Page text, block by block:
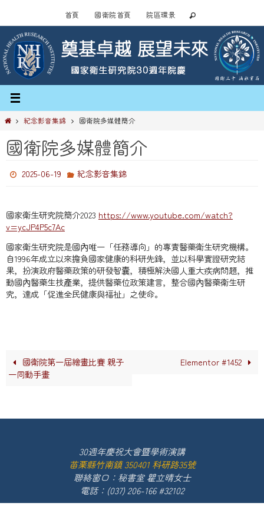
content
首頁 國衛院首頁 院區環景
Home紀念影音集錦 國衛院多媒體簡介
國衛院多媒體簡介
2025-06-19 紀念影音集錦
國家衛生研究院簡介2023 https://www.youtube.com/watch?
v=ycJP4P5c7Ac
國家衛生研究院是國內唯一「任務導向」的專責醫藥衛生研究機構。
自1996年成立以來擔負國家健康的科研先鋒，並以科學實證研究結
果，扮演政府醫藥政策的研發智囊，積極解決國人重大疾病問題，推
動國內醫藥生技產業，提供醫藥位政策建言，整合國內醫藥衛生研
究，達成「促進全民健康與福祉」之使命。
國衛院第一屆繪畫比賽 親子
一同動手畫
Elementor #1452
30週年慶祝大會暨學術演講
苗栗縣竹南鎮 350401 科研路35號
聯絡窗口：秘書室 瞿立晴女士
電話：(037) 206-166 #32102